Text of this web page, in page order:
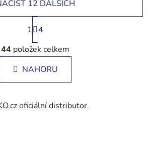
O
v
l
á
d
c
12 DALŠÍCH
S
t
r
á
n
k
n
1
4
44 položek celkem
NAHORU
oficiální distributor.